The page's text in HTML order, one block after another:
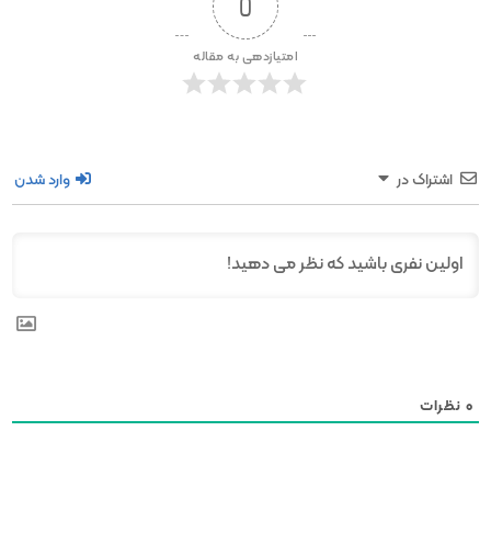
0
امتیازدهی به مقاله
اشتراک در وارد شدن
0 نظرات